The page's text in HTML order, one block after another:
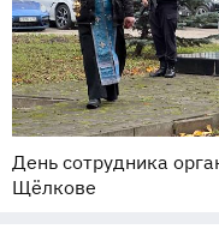
День сотрудника
Щёлкове